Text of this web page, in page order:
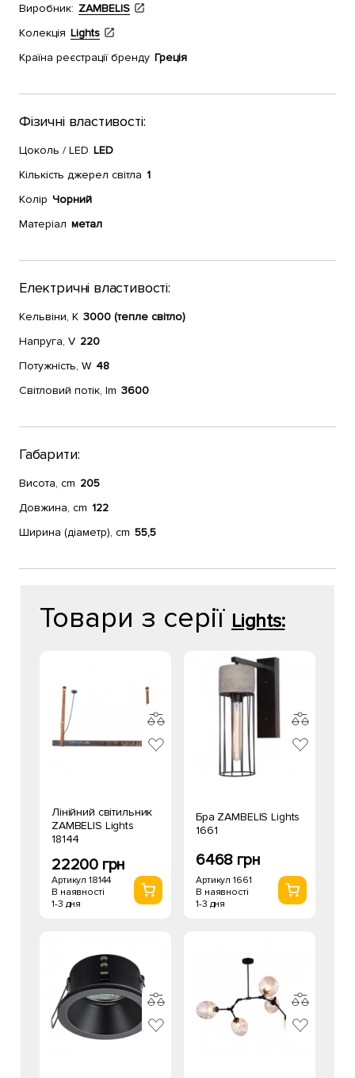
Виробник: ZAMBELIS
Колекція Lights
Країна реєстрації бренду Греція
Фізичні властивості:
Цоколь / LED LED
Кількість джерел світла 1
Колір Чорний
Матеріал метал
Електричні властивості:
Кельвіни, К 3000 (тепле світло)
Напруга, V 220
Потужність, W 48
Світловий потік, lm 3600
Габарити:
Висота, cm 205
Довжина, cm 122
Ширина (діаметр), cm 55,5
Товари з серії Lights:
Лінійний світильник
ZAMBELIS Lights
18144
22200 грн
Артикул 18144
В наявності
1-3 дня
Бра ZAMBELIS Lights
1661
6468 грн
Артикул 1661
В наявності
1-3 дня